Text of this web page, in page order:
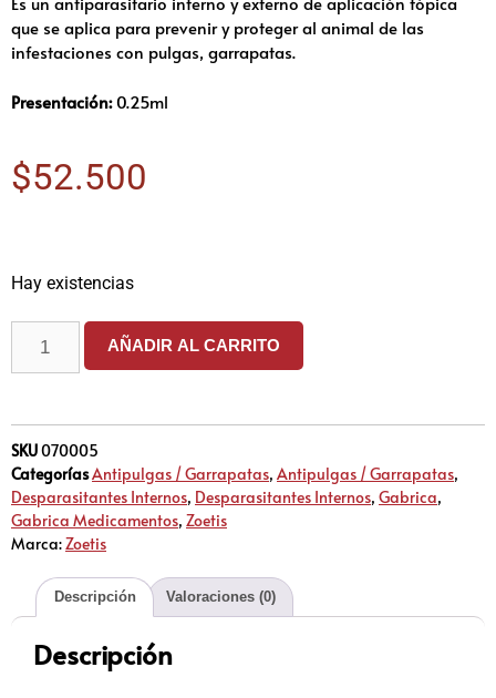
que se aplica para prevenir y proteger al animal de las
infestaciones con pulgas, garrapatas.
Presentación:0.25ml
$52.500
Hay existencias
AÑADIR AL CARRITO
SKU070005
CategoríasAntipulgas / Garrapatas, Antipulgas / Garrapatas,
Desparasitantes Internos, Desparasitantes Internos, Gabrica,
Gabrica Medicamentos, Zoetis
Marca:Zoetis
Descripción Valoraciones (0)
Descripción